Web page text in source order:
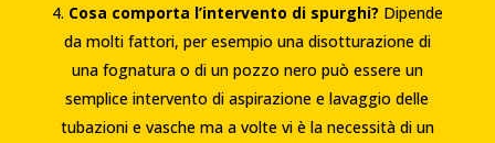
Cosa comporta l’intervento di spurghi? Dipende
da molti fattori, per esempio una disotturazione di
una fognatura o di un pozzo nero può essere un
semplice intervento di aspirazione e lavaggio delle
tubazioni e vasche ma a volte vi è la necessità di un